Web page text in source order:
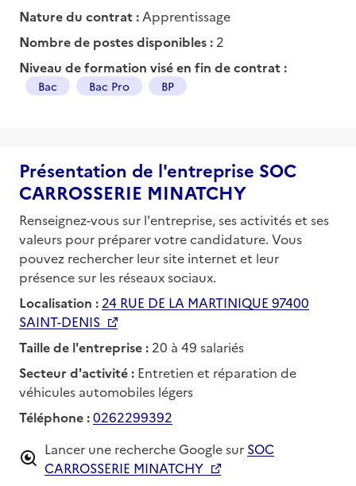
Nature du contrat : Apprentissage
Nombre de postes disponibles : 2
Niveau de formation visé en fin de contrat :
Bac Bac Pro BP
Présentation de l'entreprise SOC
CARROSSERIE MINATCHY
Renseignez-vous sur l'entreprise, ses activités et ses
valeurs pour préparer votre candidature. Vous
pouvez rechercher leur site internet et leur
présence sur les réseaux sociaux.
Localisation : 24 RUE DE LA MARTINIQUE 97400
SAINT-DENIS
Taille de l'entreprise : 20 à 49 salariés
Secteur d'activité : Entretien et réparation de
véhicules automobiles légers
Téléphone :0262299392
Lancer une recherche Google sur SOC
CARROSSERIE MINATCHY